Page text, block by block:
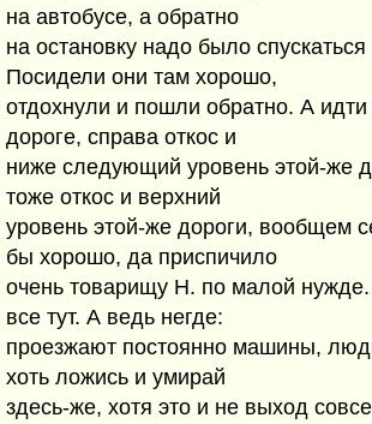
на автобусе, а обратно
на остановку надо было
Посидели они там хорошо,
отдохнули и пошли обратно. А
дороге, справа откос и
ниже следующий уровень этой-же
тоже откос и верхний
уровень этой-же дороги, вообщем
бы хорошо, да приспичило
очень товарищу Н. по малой нужде.
все тут. А ведь негде:
проезжают постоянно машины,
хоть ложись и умирай
здесь-же, хотя это и не выход